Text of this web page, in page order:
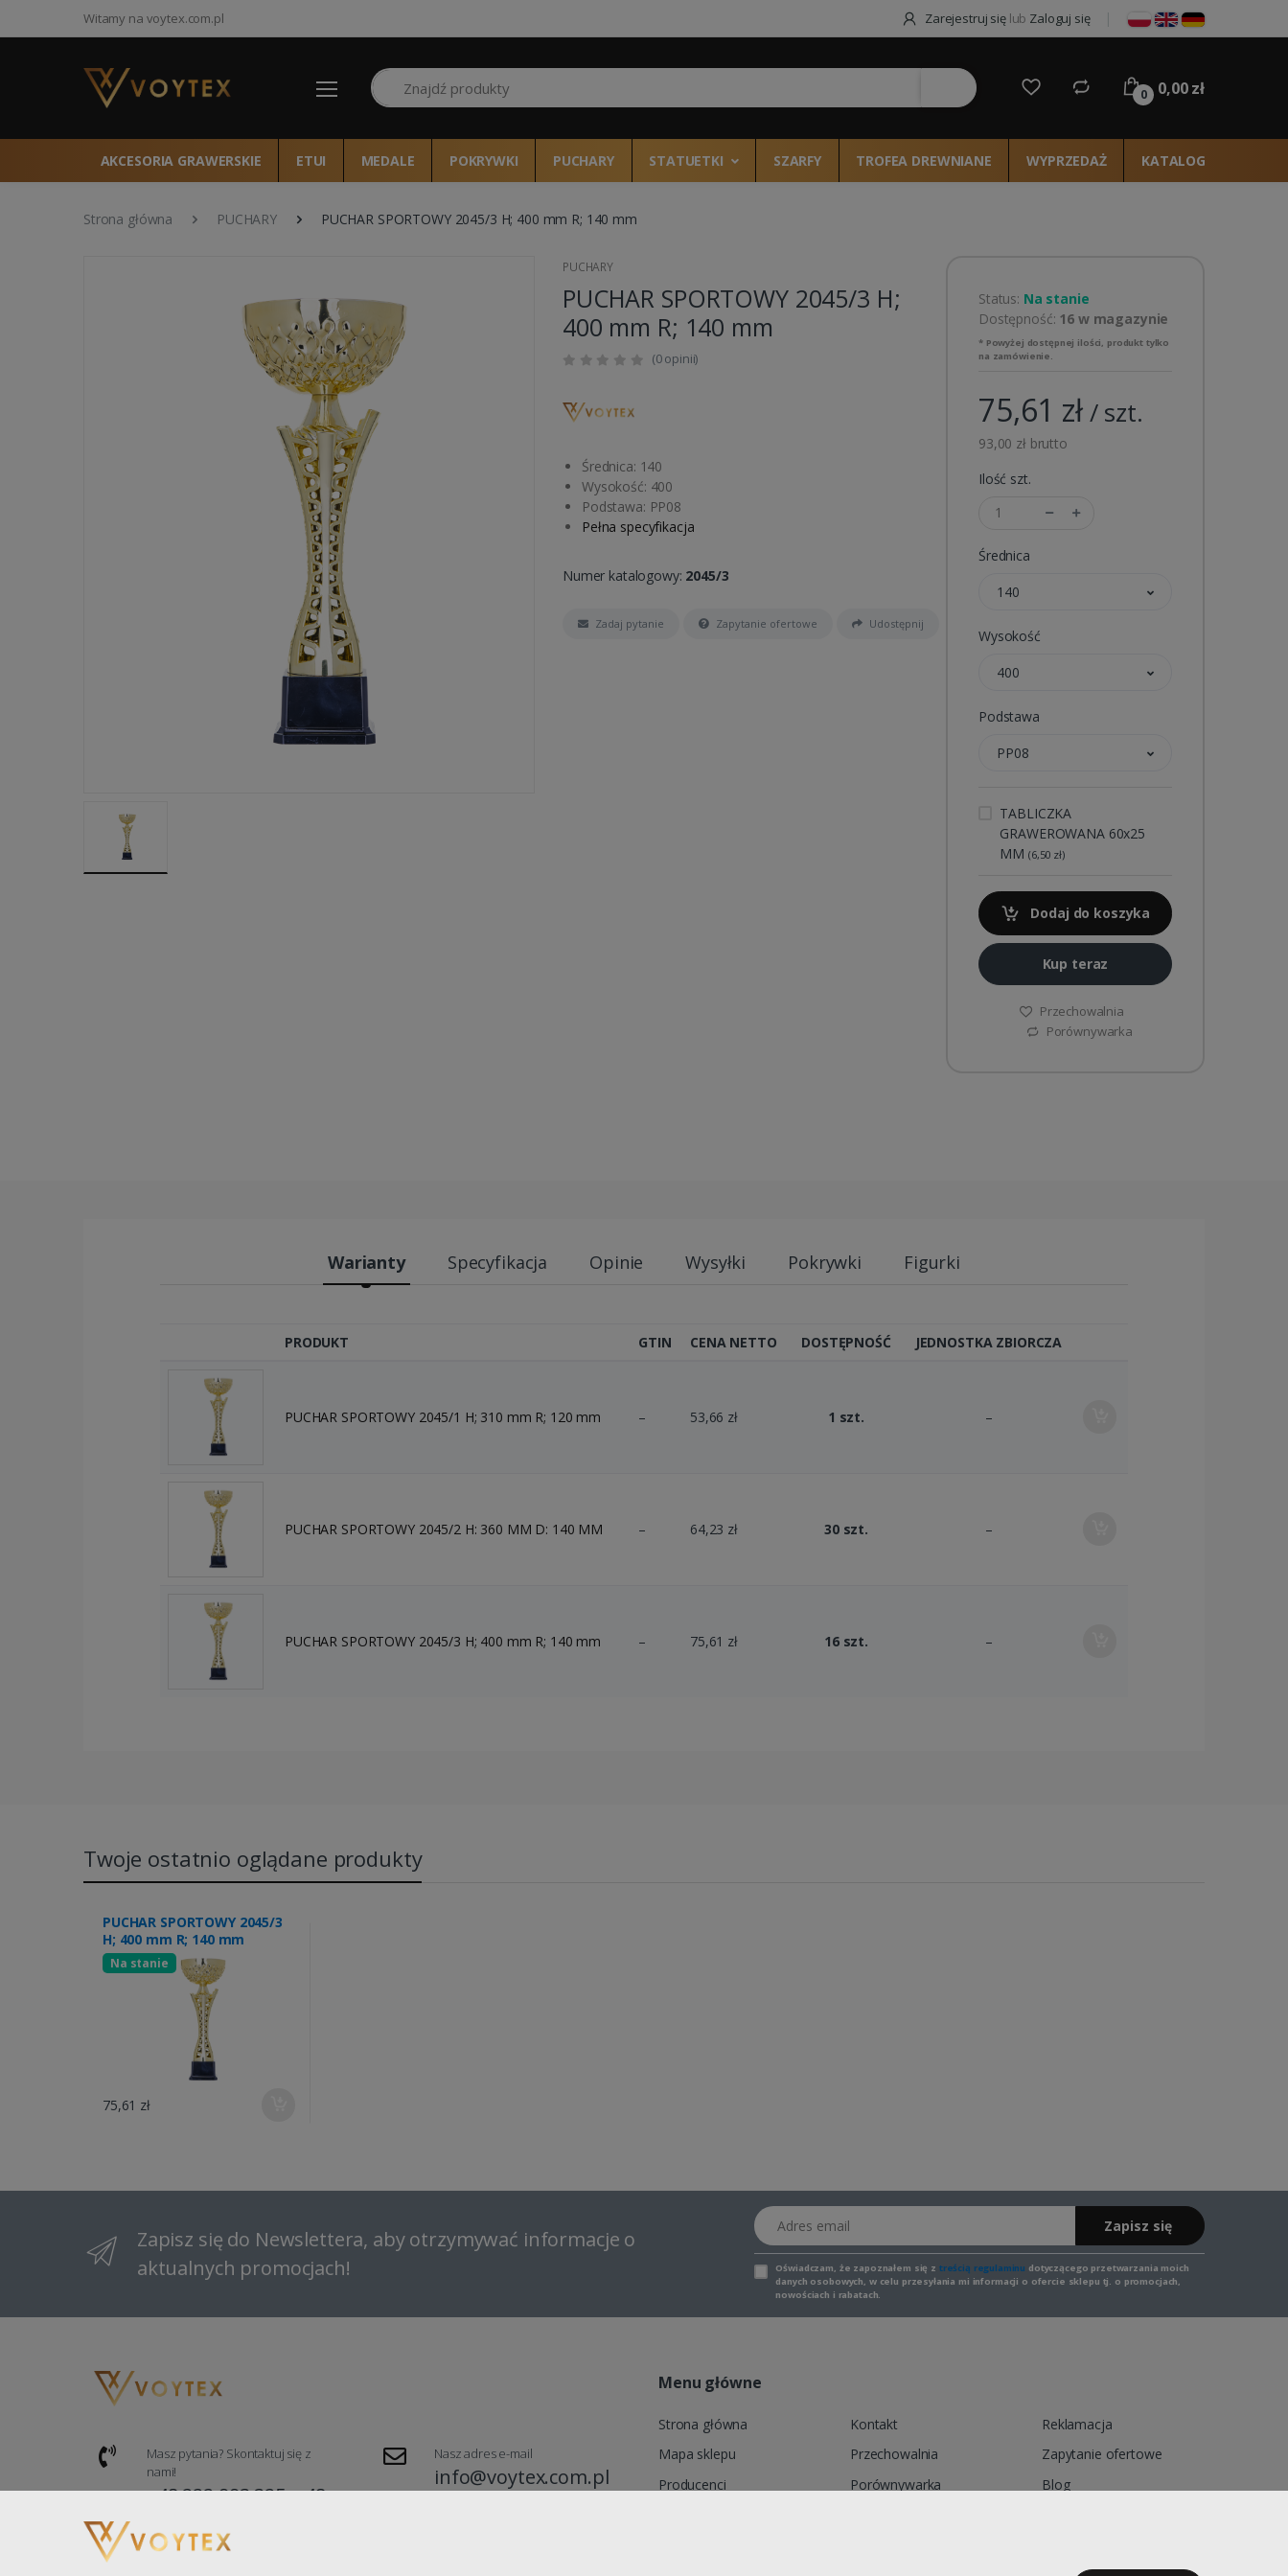
Witamy na voytex.com.pl Zarejestruj się lub Zaloguj się
Szukaj
0 0,00 zł
AKCESORIA GRAWERSKIE ETUI MEDALE POKRYWKI PUCHARY STATUETKI SZARFY TROFEA DREWNIANE WYPRZEDAŻ KATALOG 2026
Strona główna PUCHARY PUCHAR SPORTOWY 2045/3 H; 400 mm R; 140 mm
PUCHARY
PUCHAR SPORTOWY 2045/3 H;
400 mm R; 140 mm
(0 opinii)
Średnica: 140
Wysokość: 400
Podstawa: PP08
Pełna specyfikacja
Numer katalogowy: 2045/3
Zadaj pytanie Zapytanie ofertowe Udostępnij
Status: Na stanie
Dostępność: 16 w magazynie
* Powyżej dostępnej ilości, produkt tylko
na zamówienie.
75,61 zł/ szt.
93,00 zł brutto
Ilość szt.
Średnica
140
Wysokość
400
Podstawa
PP08
TABLICZKA
GRAWEROWANA 60x25
MM (6,50 zł)
Dodaj do koszyka
Kup teraz
Przechowalnia
Porównywarka
Warianty Specyfikacja Opinie Wysyłki Pokrywki Figurki
PRODUKT GTIN CENA NETTO DOSTĘPNOŚĆ JEDNOSTKA ZBIORCZA
PUCHAR SPORTOWY 2045/1 H; 310 mm R; 120 mm – 53,66 zł 1 szt. –
PUCHAR SPORTOWY 2045/2 H: 360 MM D: 140 MM – 64,23 zł 30 szt. –
PUCHAR SPORTOWY 2045/3 H; 400 mm R; 140 mm – 75,61 zł 16 szt. –
Twoje ostatnio oglądane produkty
PUCHAR SPORTOWY 2045/3
H; 400 mm R; 140 mm
Na stanie
75,61 zł
Zapisz się do Newslettera, aby otrzymywać informacje o
aktualnych promocjach!
Adres email
Zapisz się
Oświadczam, że zapoznałem się z treścią regulaminu dotyczącego przetwarzania moich
danych osobowych, w celu przesyłania mi informacji o ofercie sklepu tj. o promocjach,
nowościach i rabatach.
Masz pytania? Skontaktuj się z
nami!
+48 222 993 325, +48
Nasz adres e-mail
info@voytex.com.pl
Menu główne
Strona główna
Mapa sklepu
Producenci
Kontakt
Przechowalnia
Porównywarka
Reklamacja
Zapytanie ofertowe
Blog